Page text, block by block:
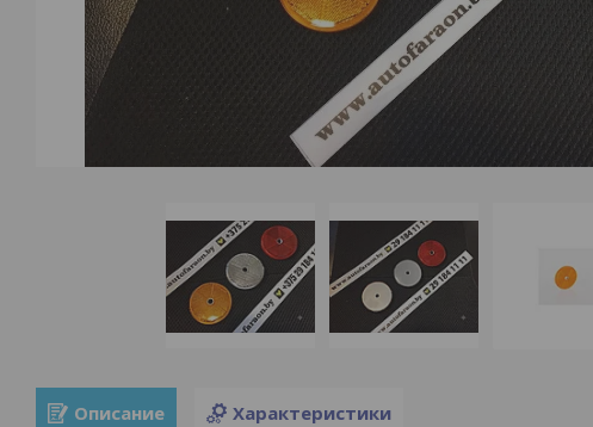
Описание Характеристики